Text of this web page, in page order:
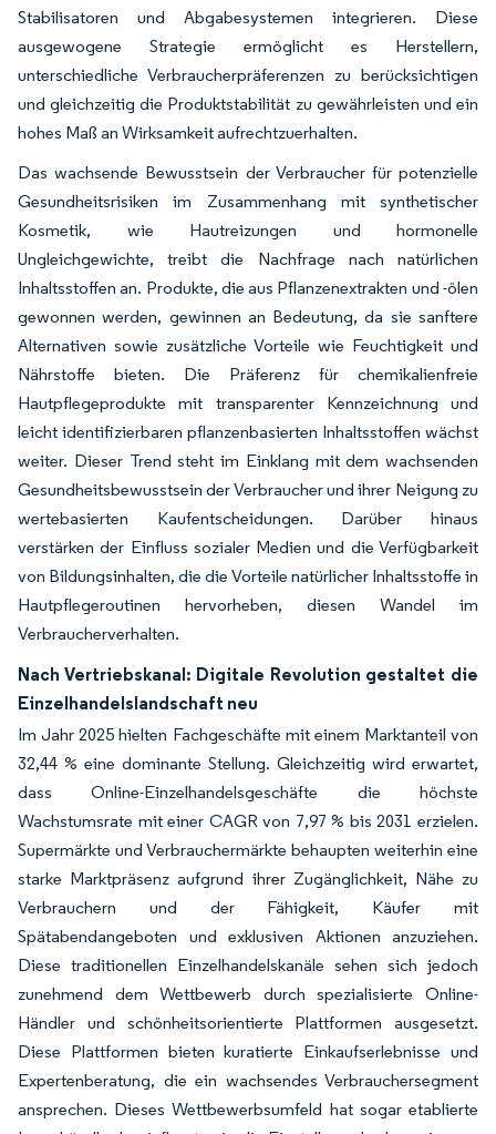
Stabilisatoren und Abgabesystemen integrieren. Diese
ausgewogene Strategie ermöglicht es Herstellern,
unterschiedliche Verbraucherpräferenzen zu berücksichtigen
und gleichzeitig die Produktstabilität zu gewährleisten und ein
hohes Maß an Wirksamkeit aufrechtzuerhalten.
Das wachsende Bewusstsein der Verbraucher für potenzielle
Gesundheitsrisiken im Zusammenhang mit synthetischer
Kosmetik, wie Hautreizungen und hormonelle
Ungleichgewichte, treibt die Nachfrage nach natürlichen
Inhaltsstoffen an. Produkte, die aus Pflanzenextrakten und -ölen
gewonnen werden, gewinnen an Bedeutung, da sie sanftere
Alternativen sowie zusätzliche Vorteile wie Feuchtigkeit und
Nährstoffe bieten. Die Präferenz für chemikalienfreie
Hautpflegeprodukte mit transparenter Kennzeichnung und
leicht identifizierbaren pflanzenbasierten Inhaltsstoffen wächst
weiter. Dieser Trend steht im Einklang mit dem wachsenden
Gesundheitsbewusstsein der Verbraucher und ihrer Neigung zu
wertebasierten Kaufentscheidungen. Darüber hinaus
verstärken der Einfluss sozialer Medien und die Verfügbarkeit
von Bildungsinhalten, die die Vorteile natürlicher Inhaltsstoffe in
Hautpflegeroutinen hervorheben, diesen Wandel im
Verbraucherverhalten.
Nach Vertriebskanal: Digitale Revolution gestaltet die
Einzelhandelslandschaft neu
Im Jahr 2025 hielten Fachgeschäfte mit einem Marktanteil von
32,44 % eine dominante Stellung. Gleichzeitig wird erwartet,
dass Online-Einzelhandelsgeschäfte die höchste
Wachstumsrate mit einer CAGR von 7,97 % bis 2031 erzielen.
Supermärkte und Verbrauchermärkte behaupten weiterhin eine
starke Marktpräsenz aufgrund ihrer Zugänglichkeit, Nähe zu
Verbrauchern und der Fähigkeit, Käufer mit
Spätabendangeboten und exklusiven Aktionen anzuziehen.
Diese traditionellen Einzelhandelskanäle sehen sich jedoch
zunehmend dem Wettbewerb durch spezialisierte Online-
Händler und schönheitsorientierte Plattformen ausgesetzt.
Diese Plattformen bieten kuratierte Einkaufserlebnisse und
Expertenberatung, die ein wachsendes Verbrauchersegment
ansprechen. Dieses Wettbewerbsumfeld hat sogar etablierte